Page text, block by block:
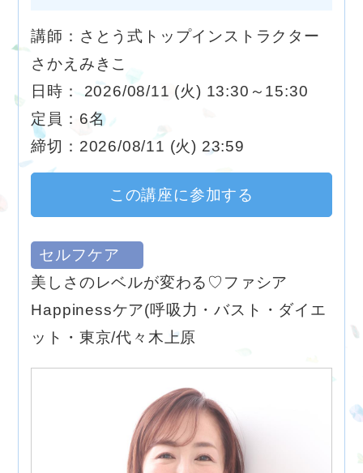
講師：さとう式トップインストラクター
さかえみきこ
日時： 2026/08/11 (火) 13:30～15:30
定員：6名
締切：2026/08/11 (火) 23:59
この講座に参加する
セルフケア
美しさのレベルが変わる♡ファシア
Happinessケア(呼吸力・バスト・ダイエ
ット・東京/代々木上原